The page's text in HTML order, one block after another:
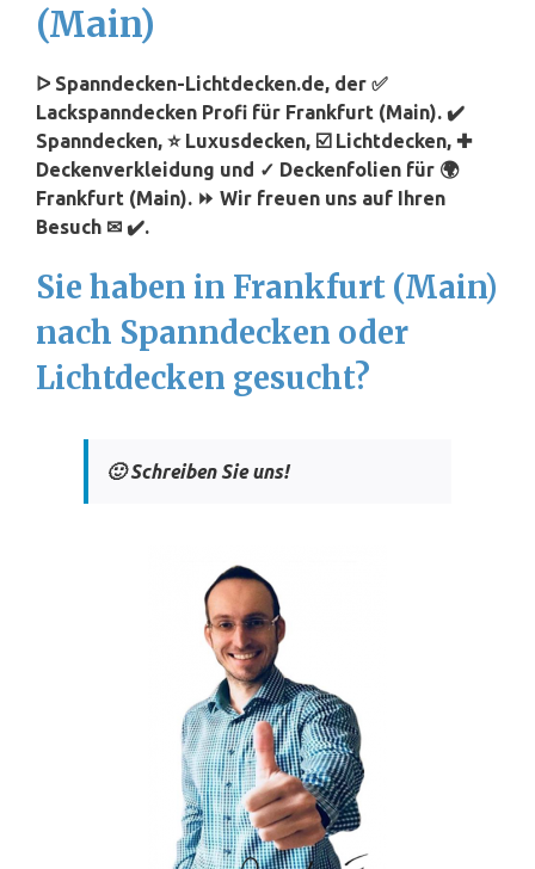
(Main)
ᐅ Spanndecken-Lichtdecken.de, der ✅
Lackspanndecken Profi für Frankfurt (Main). ✔️
Spanndecken, ⭐ Luxusdecken, ☑️ Lichtdecken, ✚
Deckenverkleidung und ✓ Deckenfolien für 🌍
Frankfurt (Main). ⏩ Wir freuen uns auf Ihren
Besuch ✉ ✔️.
Sie haben in Frankfurt (Main)
nach Spanndecken oder
Lichtdecken gesucht?
🙂 Schreiben Sie uns!